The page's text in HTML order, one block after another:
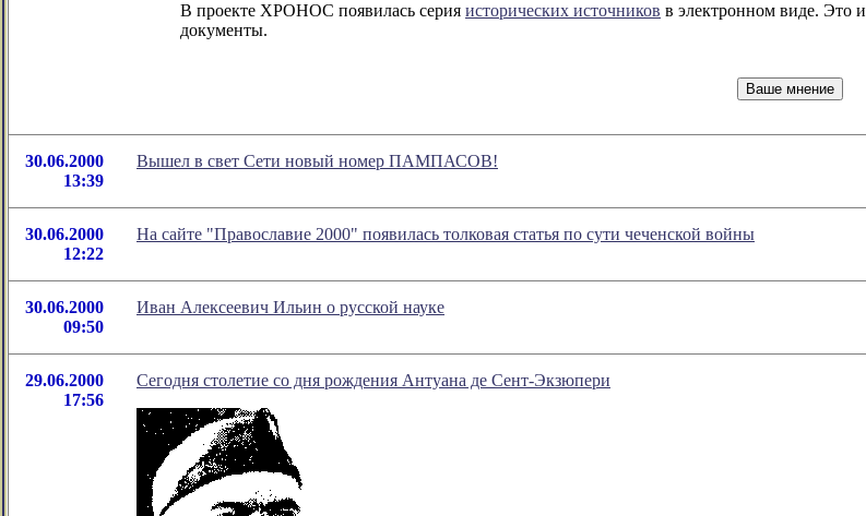
В проекте ХРОНОС появилась серия исторических источников в электронном виде. Это и
документы.
30.06.2000
13:39
Вышел в свет Сети новый номер ПАМПАСОВ!
30.06.2000
12:22
На сайте "Православие 2000" появилась толковая статья по сути чеченской войны
30.06.2000
09:50
Иван Алексеевич Ильин о русской науке
29.06.2000
17:56
Сегодня столетие со дня рождения Антуана де Сент-Экзюпери